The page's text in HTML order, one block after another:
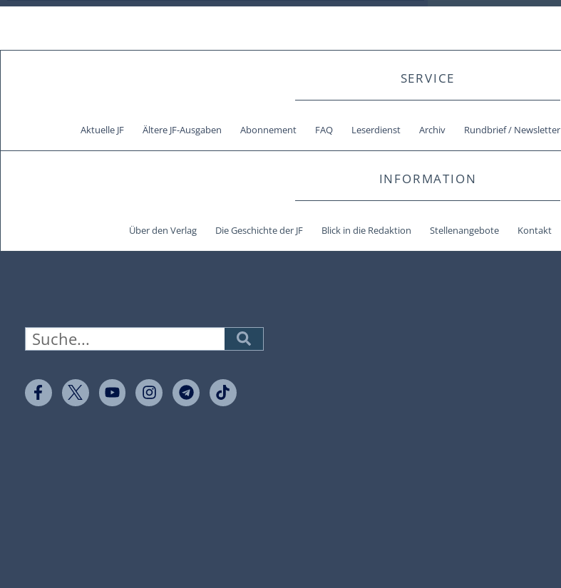
SERVICE
Aktuelle JF Ältere JF-Ausgaben Abonnement FAQ Leserdienst Archiv Rundbrief / Newsletter
INFORMATION
Über den Verlag Die Geschichte der JF Blick in die Redaktion Stellenangebote Kontakt